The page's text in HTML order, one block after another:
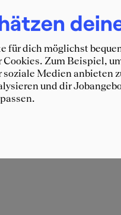
für dich möglichst
Cookies. Zum Beispiel,
Medien anbieten
und dir